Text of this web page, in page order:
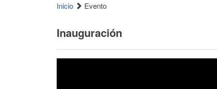
Inicio Evento
Inauguración